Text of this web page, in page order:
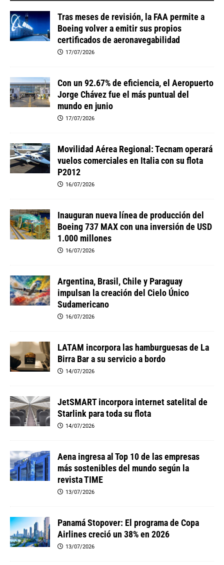
Tras meses de revisión, la FAA permite a
Boeing volver a emitir sus propios
certificados de aeronavegabilidad
17/07/2026
Con un 92.67% de eficiencia, el Aeropuerto
Jorge Chávez fue el más puntual del
mundo en junio
17/07/2026
Movilidad Aérea Regional: Tecnam operará
vuelos comerciales en Italia con su flota
P2012
16/07/2026
Inauguran nueva línea de producción del
Boeing 737 MAX con una inversión de USD
1.000 millones
16/07/2026
Argentina, Brasil, Chile y Paraguay
impulsan la creación del Cielo Único
Sudamericano
16/07/2026
LATAM incorpora las hamburguesas de La
Birra Bar a su servicio a bordo
14/07/2026
JetSMART incorpora internet satelital de
Starlink para toda su flota
14/07/2026
Aena ingresa al Top 10 de las empresas
más sostenibles del mundo según la
revista TIME
13/07/2026
Panamá Stopover: El programa de Copa
Airlines creció un 38% en 2026
13/07/2026